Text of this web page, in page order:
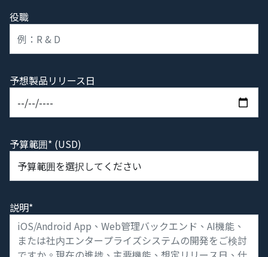
役職
予想製品リリース日
予算範囲* (USD)
説明*